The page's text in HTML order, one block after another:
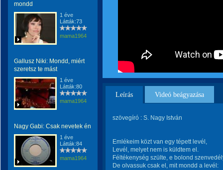
mondd
1 éve
Látták:73
mama1964
Gallusz Niki: Mondd, miért
szeretsz te mást
1 éve
Látták:80
mama1964
Nagy Gabi: Csak nevetek én
1 éve
Látták:84
mama1964
Leírás Videó beágyazása
szövegíró : S. Nagy István
Emlékeim közt van egy tépett levél,
Levél, melyet nem is küldtem el.
Féltékenység szülte, e bolond
De olvassuk csak el, mit mondd a levél: